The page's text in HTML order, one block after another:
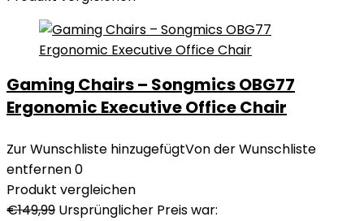
Gaming Chairs – Songmics OBG77
Ergonomic Executive Office Chair
Zur Wunschliste hinzugefügtVon der Wunschliste
entfernen0
Produkt vergleichen
€149,99 Ursprünglicher Preis war: